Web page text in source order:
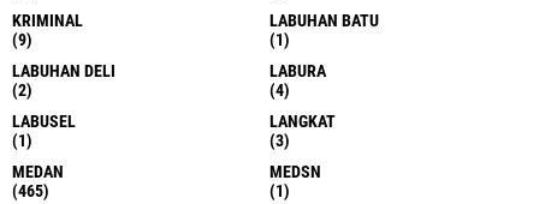
KRIMINAL
(9)
LABUHAN BATU
(1)
LABUHAN DELI
(2)
LABURA
(4)
LABUSEL
(1)
LANGKAT
(3)
MEDAN
(465)
MEDSN
(1)